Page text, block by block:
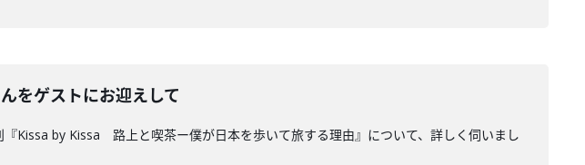
をゲストにお迎えして
Kissa by Kissa 路上と喫茶ー僕が日本を歩いて旅する理由』について、詳しく伺いまし